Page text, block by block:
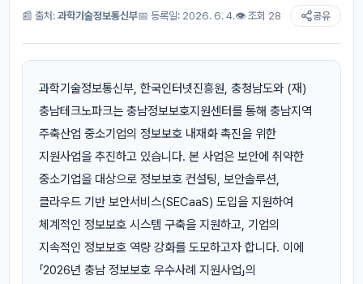
📰 출처: 과학기술정보통신부📅 등록일: 2026. 6. 4.👁 조회 28 공유
과학기술정보통신부, 한국인터넷진흥원, 충청남도와 (재)
충남테크노파크는 충남정보보호지원센터를 통해 충남지역
주축산업 중소기업의 정보보호 내재화 촉진을 위한
지원사업을 추진하고 있습니다. 본 사업은 보안에 취약한
중소기업을 대상으로 정보보호 컨설팅, 보안솔루션,
클라우드 기반 보안서비스(SECaaS) 도입을 지원하여
체계적인 정보보호 시스템 구축을 지원하고, 기업의
지속적인 정보보호 역량 강화를 도모하고자 합니다. 이에
「2026년 충남 정보보호 우수사례 지원사업」의